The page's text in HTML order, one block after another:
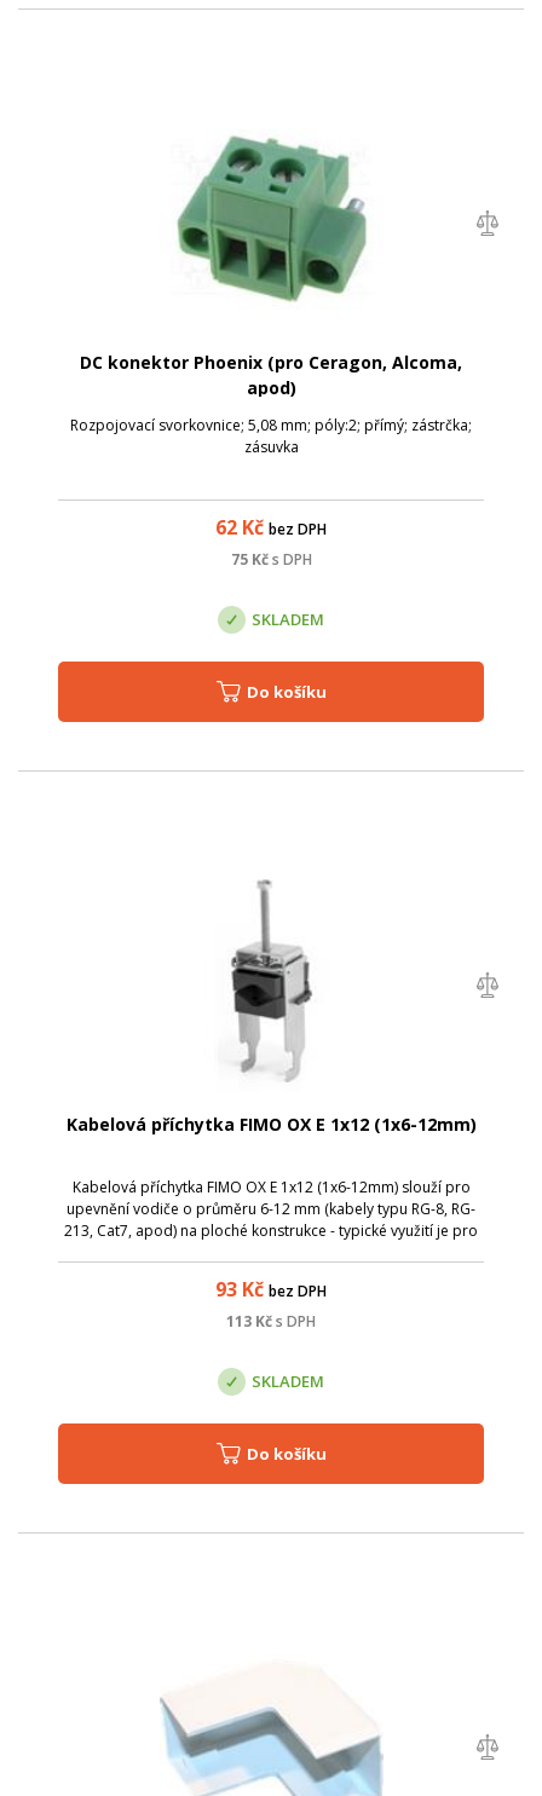
DC konektor Phoenix (pro Ceragon, Alcoma,
apod)
Rozpojovací svorkovnice; 5,08 mm; póly:2; přímý; zástrčka;
zásuvka
62 Kč bez DPH
75Kč s DPH
SKLADEM
Do košíku
Kabelová příchytka FIMO OX E 1x12 (1x6-12mm)
Kabelová příchytka FIMO OX E 1x12 (1x6-12mm) slouží pro
upevnění vodiče o průměru 6-12 mm (kabely typu RG-8, RG-
213, Cat7, apod) na ploché konstrukce - typické využití je pro
93 Kč bez DPH
113 Kčs DPH
SKLADEM
Do košíku